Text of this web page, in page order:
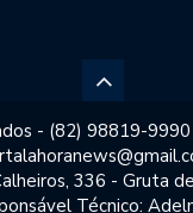
- (82) 98819-
336 - Gruta
Técnico: